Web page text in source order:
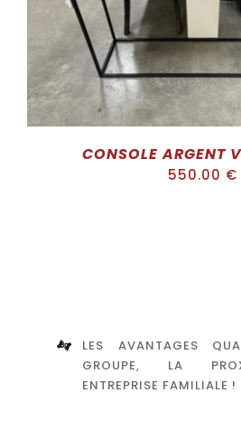
DÉTAILS
CONSOLE ARGENT
550.00 €
LES AVANTAGES
GROUPE, LA
ENTREPRISE FAMILIALE !